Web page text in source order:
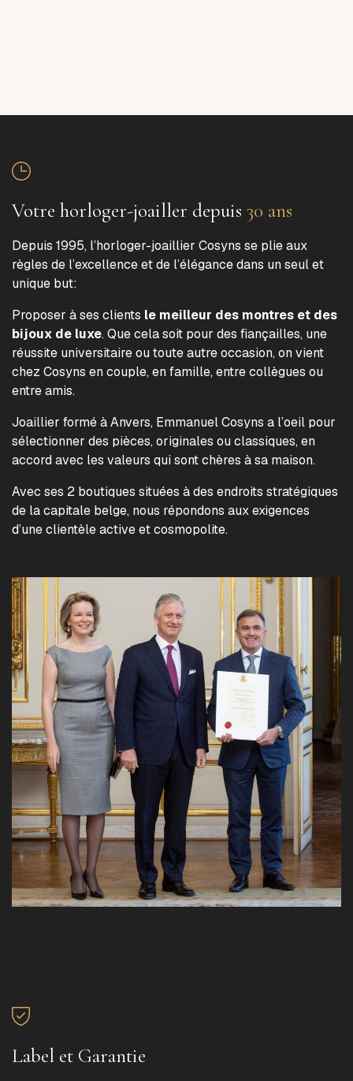
Votre horloger-joailler depuis 30 ans
Depuis 1995, l’horloger-joaillier Cosyns se plie aux
règles de l’excellence et de l’élégance dans un seul et
unique but:
Proposer à ses clients le meilleur des montres et des
bijoux de luxe. Que cela soit pour des fiançailles, une
réussite universitaire ou toute autre occasion, on vient
chez Cosyns en couple, en famille, entre collègues ou
entre amis.
Joaillier formé à Anvers, Emmanuel Cosyns a l’oeil pour
sélectionner des pièces, originales ou classiques, en
accord avec les valeurs qui sont chères à sa maison.
Avec ses 2 boutiques situées à des endroits stratégiques
de la capitale belge, nous répondons aux exigences
d’une clientèle active et cosmopolite.
Label et Garantie